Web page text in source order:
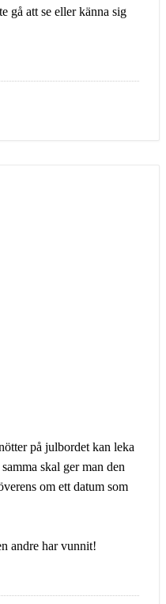
gå att se eller känna sig
på julbordet kan leka
skal ger man den
om ett datum som
andre har vunnit!